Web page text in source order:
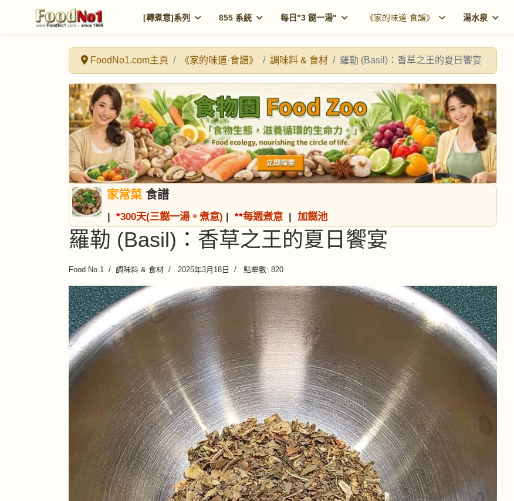
[轉煮意]系列 855 系統 每日"3 餸一湯" 《家的味道·食譜》 湯水泉
FoodNo1.com主頁 《家的味道·食譜》 調味料 & 食材 羅勒 (Basil)：香草之王的夏日饗宴
家常菜 食譜
| *300天(三餸一湯。煮意) | **每週煮意 | 加餸池
羅勒 (Basil)：香草之王的夏日饗宴
Food No.1 調味料 & 食材 2025年3月18日 點擊數: 820